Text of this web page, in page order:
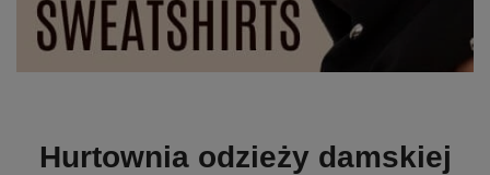
Hurtownia odzieży damskiej